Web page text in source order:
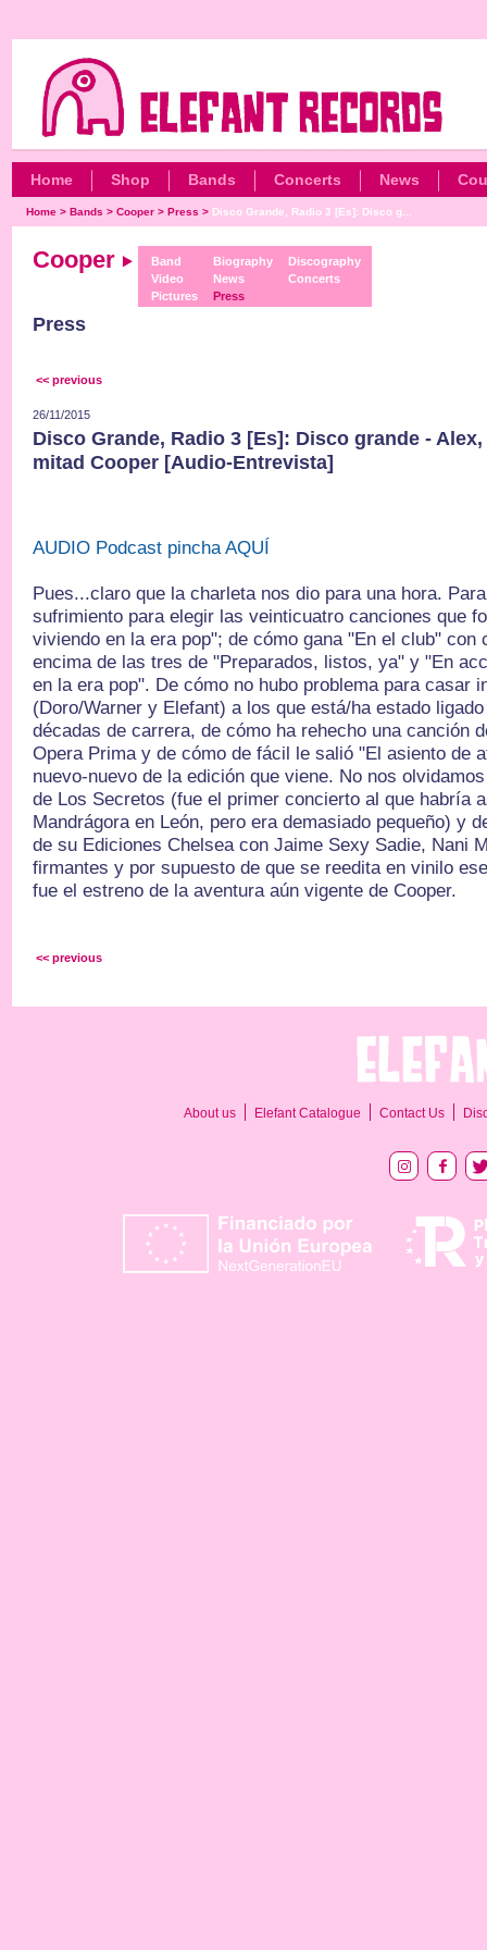
Home Shop Bands Concerts News
Home> Bands > Cooper> Press > Disco Grande, Radio 3 [Es]: Disco g...
Cooper
Band
Video
Pictures
Biography
News
Press
Discography
Concerts
Press
<< previous
26/11/2015
Disco Grande, Radio 3 [Es]: Disco grande -
mitad Cooper [Audio-Entrevista]
AUDIO Podcast pincha AQUÍ
Pues...claro que la charleta nos dio para una hora.
sufrimiento para elegir las veinticuatro canciones que
viviendo en la era pop"; de cómo gana "En el club" con
encima de las tres de "Preparados, listos, ya" y "En
en la era pop". De cómo no hubo problema para casar
(Doro/Warner y Elefant) a los que está/ha estado
décadas de carrera, de cómo ha rehecho una canción
Opera Prima y de cómo de fácil le salió "El asiento de
nuevo-nuevo de la edición que viene. No nos
de Los Secretos (fue el primer concierto al que habría
Mandrágora en León, pero era demasiado pequeño) y
de su Ediciones Chelsea con Jaime Sexy Sadie, Nani
firmantes y por supuesto de que se reedita en vinilo
fue el estreno de la aventura aún vigente de Cooper.
<< previous
About us Elefant Catalogue Contact Us